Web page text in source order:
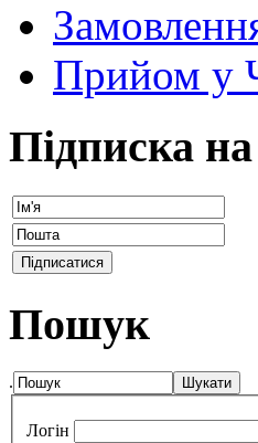
Прийом у
Підписка
Пошук
.
Логін